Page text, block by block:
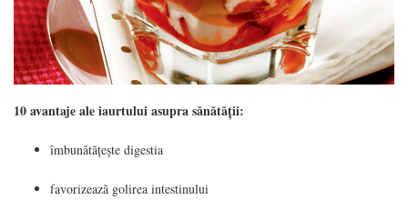
10 avantaje ale iaurtului asupra sănătății:
îmbunătățește digestia
favorizează golirea intestinului